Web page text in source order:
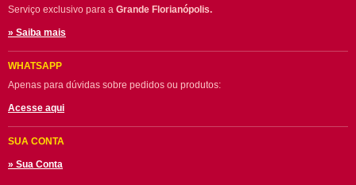
Serviço exclusivo para a Grande Florianópolis.
» Saiba mais
WHATSAPP
Apenas para dúvidas sobre pedidos ou produtos:
Acesse aqui
SUA CONTA
» Sua Conta